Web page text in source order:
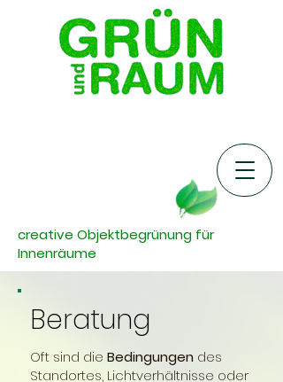
creative Objektbegrünung für
Innenräume
Beratung
Oft sind die Bedingungen des
Standortes, Lichtverhältnisse oder